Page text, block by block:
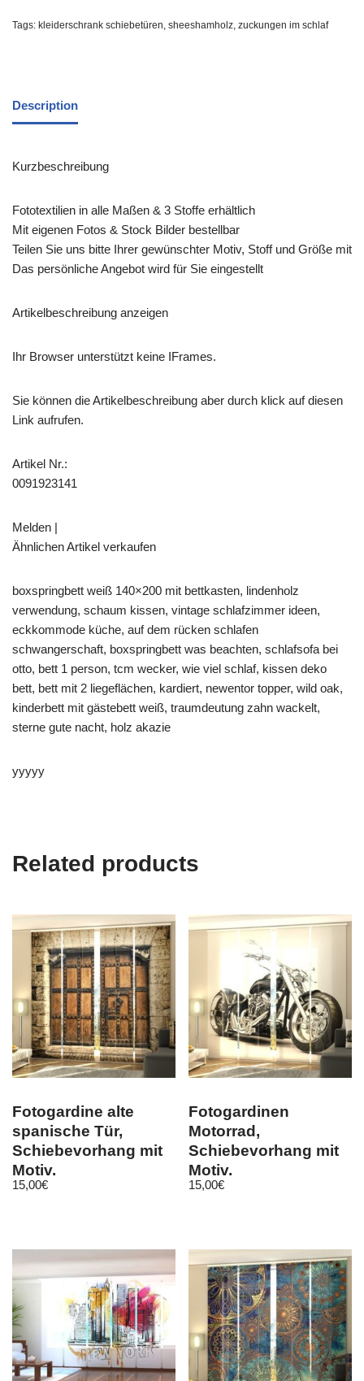
Tags: kleiderschrank schiebetüren sheeshamholz zuckungen im schlaf
Description
Kurzbeschreibung
Fototextilien in alle Maßen & 3 Stoffe erhältlich
Mit eigenen Fotos & Stock Bilder bestellbar
Teilen Sie uns bitte Ihrer gewünschter Motiv, Stoff und Größe mit
Das persönliche Angebot wird für Sie eingestellt
Artikelbeschreibung anzeigen
Ihr Browser unterstützt keine IFrames.
Sie können die Artikelbeschreibung aber durch klick auf diesen
Link aufrufen.
Artikel Nr.:
0091923141
Melden |
Ähnlichen Artikel verkaufen
boxspringbett weiß 140×200 mit bettkasten, lindenholz
verwendung, schaum kissen, vintage schlafzimmer ideen,
eckkommode küche, auf dem rücken schlafen
schwangerschaft, boxspringbett was beachten, schlafsofa bei
otto, bett 1 person, tcm wecker, wie viel schlaf, kissen deko
bett, bett mit 2 liegeflächen, kardiert, newentor topper, wild oak,
kinderbett mit gästebett weiß, traumdeutung zahn wackelt,
sterne gute nacht, holz akazie
yyyyy
Related products
Fotogardine alte
spanische Tür,
Schiebevorhang mit
Motiv,
Flächenvorhang, auf
15,00€
Fotogardinen
Motorrad,
Schiebevorhang mit
Motiv,
Schiebegardinen
15,00€